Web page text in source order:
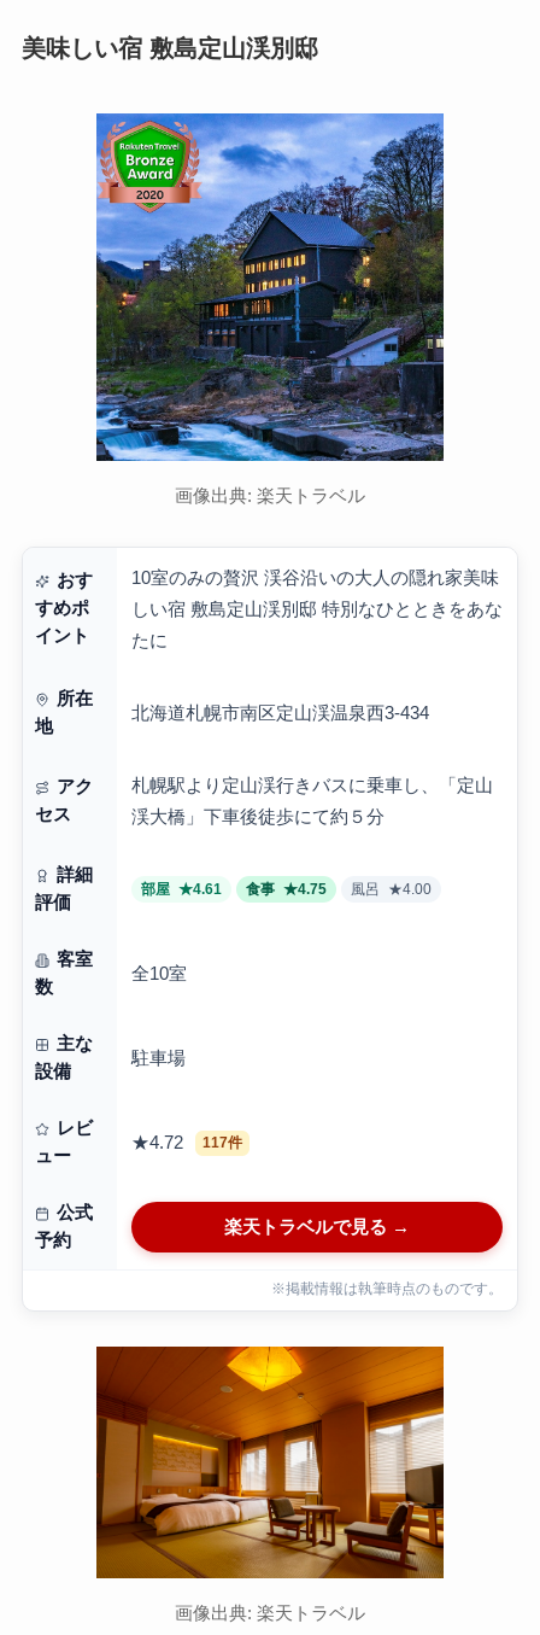
美味しい宿 敷島定山渓別邸
画像出典: 楽天トラベル
おす
すめポ
イント
10室のみの贅沢 渓谷沿いの大人の隠れ家美味
しい宿 敷島定山渓別邸 特別なひとときをあな
たに
所在
地
北海道札幌市南区定山渓温泉西3-434
アク
セス
札幌駅より定山渓行きバスに乗車し、「定山
渓大橋」下車後徒歩にて約５分
詳細
評価
部屋 ★4.61 食事 ★4.75 風呂 ★4.00
客室
数
全10室
主な
設備
駐車場
レビ
ュー
★4.72 117件
公式
予約
楽天トラベルで見る →
※掲載情報は執筆時点のものです。
画像出典: 楽天トラベル